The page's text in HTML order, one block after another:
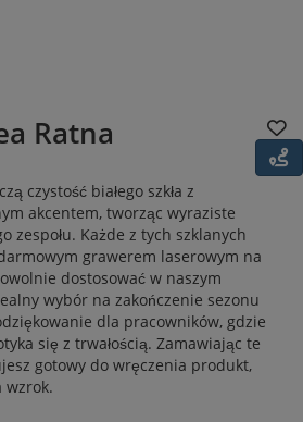
Ratna
czystość białego szkła z
akcentem, tworząc wyraziste
zespołu. Każde z tych szklanych
grawerem laserowym na
dostosować w naszym
wybór na zakończenie sezonu
dla pracowników, gdzie
się z trwałością. Zamawiając te
gotowy do wręczenia produkt,
wzrok.